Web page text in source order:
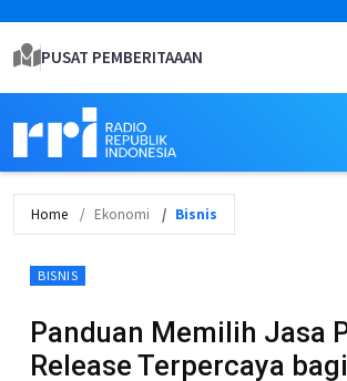
PUSAT PEMBERITAAAN
Home Ekonomi Bisnis
BISNIS
Panduan Memilih Jasa
Release Terpercaya